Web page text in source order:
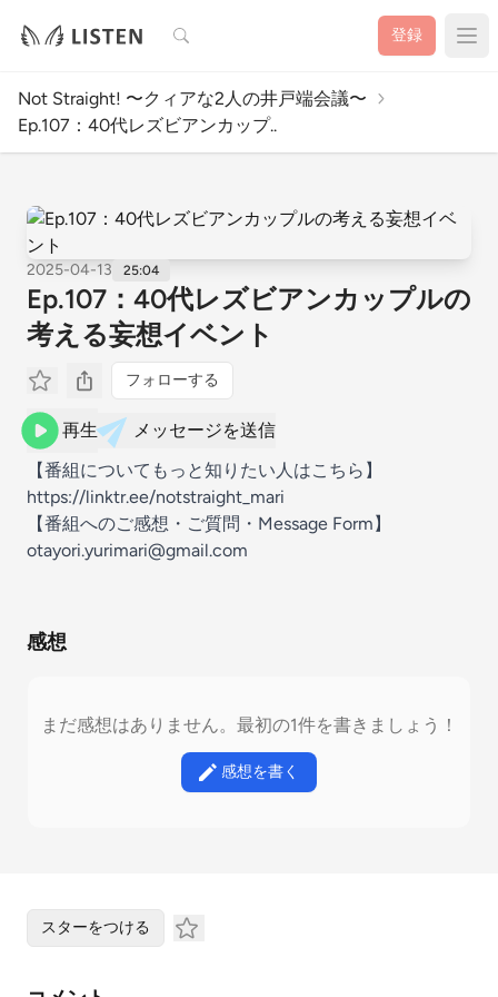
検索 登録
Not Straight! 〜クィアな2人の井戸端会議〜
Ep.107：40代レズビアンカップ..
2025-04-13 25:04
Ep.107：40代レズビアンカップルの
考える妄想イベント
フォローする
再生
メッセージを送信
【番組についてもっと知りたい人はこちら】
https://linktr.ee/notstraight_mari
【番組へのご感想・ご質問・Message Form】
otayori.yurimari@gmail.com
感想
まだ感想はありません。最初の1件を書きましょう！
感想を書く
スターをつける